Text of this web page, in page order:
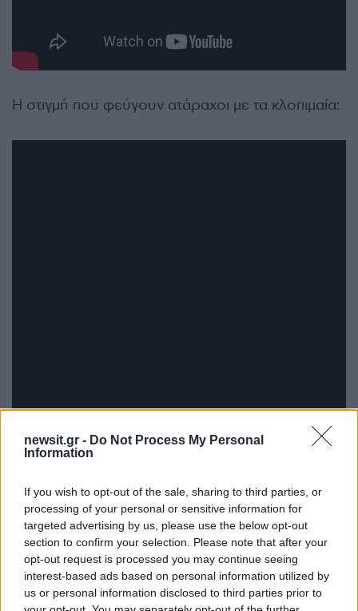
newsit.gr - Do Not Process My Personal
Information
If you wish to opt-out of the sale, sharing to third parties, or
processing of your personal or sensitive information for
targeted advertising by us, please use the below opt-out
section to confirm your selection. Please note that after your
opt-out request is processed you may continue seeing
interest-based ads based on personal information utilized by
us or personal information disclosed to third parties prior to
Η στιγμή που φεύγουν ατάραχοι με τα κλοπιμαία: